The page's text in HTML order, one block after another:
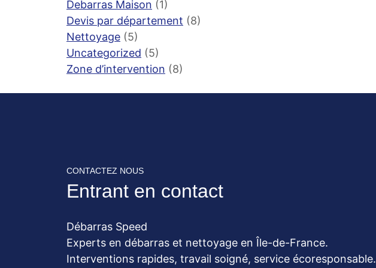
Debarras Maison (1)
Devis par département (8)
Nettoyage (5)
Uncategorized (5)
Zone d’intervention (8)
CONTACTEZ NOUS
Entrant en contact
Débarras Speed
Experts en débarras et nettoyage en Île-de-France.
Interventions rapides, travail soigné, service écoresponsable.